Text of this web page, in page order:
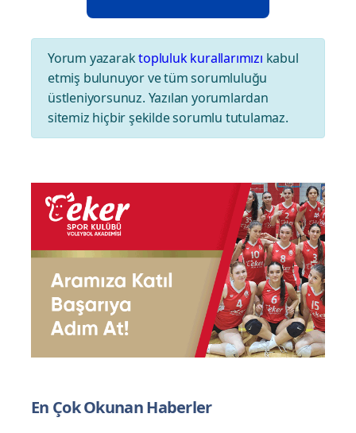
Yorum yazaraktopluluk kurallarımızı kabul
etmiş bulunuyor ve tüm sorumluluğu
üstleniyorsunuz. Yazılan yorumlardan
sitemiz hiçbir şekilde sorumlu tutulamaz.
En Çok Okunan Haberler